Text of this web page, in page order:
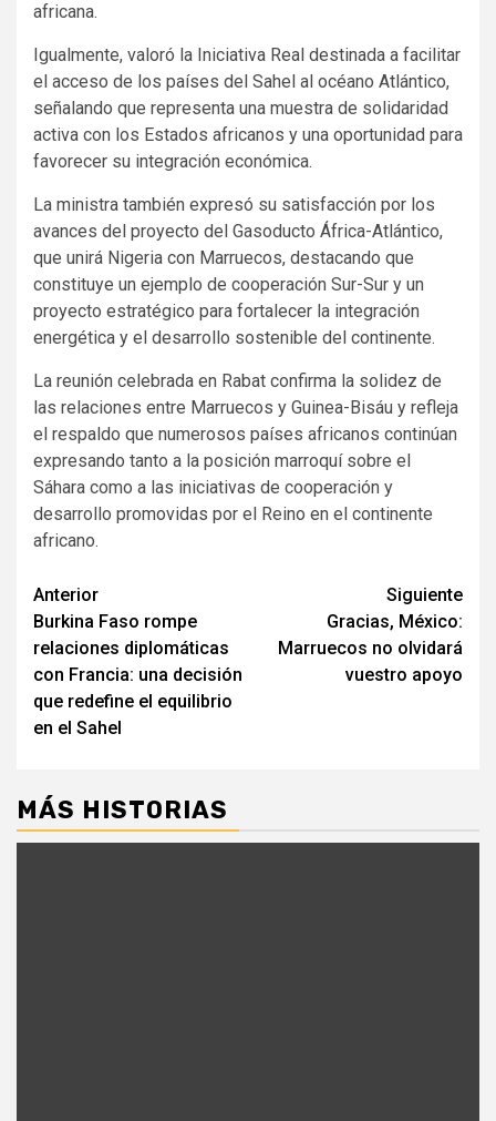
africana.
Igualmente, valoró la Iniciativa Real destinada a facilitar
el acceso de los países del Sahel al océano Atlántico,
señalando que representa una muestra de solidaridad
activa con los Estados africanos y una oportunidad para
favorecer su integración económica.
La ministra también expresó su satisfacción por los
avances del proyecto del Gasoducto África-Atlántico,
que unirá Nigeria con Marruecos, destacando que
constituye un ejemplo de cooperación Sur-Sur y un
proyecto estratégico para fortalecer la integración
energética y el desarrollo sostenible del continente.
La reunión celebrada en Rabat confirma la solidez de
las relaciones entre Marruecos y Guinea-Bisáu y refleja
el respaldo que numerosos países africanos continúan
expresando tanto a la posición marroquí sobre el
Sáhara como a las iniciativas de cooperación y
desarrollo promovidas por el Reino en el continente
africano.
Seguir
leyendo
Anterior
Burkina Faso rompe
relaciones diplomáticas
con Francia: una decisión
que redefine el equilibrio
en el Sahel
Siguiente
Gracias, México:
Marruecos no olvidará
vuestro apoyo
MÁS HISTORIAS